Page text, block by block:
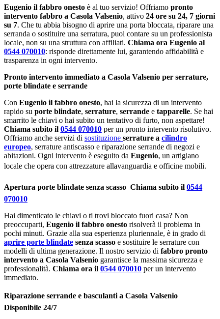
Eugenio il fabbro onesto è al tuo servizio! Offriamo pronto
intervento fabbro a Casola Valsenio, attivo 24 ore su 24, 7 giorni
su 7. Che tu abbia bisogno di aprire una porta bloccata, riparare una
serranda o sostituire una serratura, puoi contare su un professionista
locale, non su una struttura con affiliati. Chiama ora Eugenio al
0544 070010: risponde direttamente lui, garantendo affidabilità e
trasparenza in ogni intervento.
Pronto intervento immediato a Casola Valsenio per serrature,
porte blindate e serrande
Con Eugenio il fabbro onesto, hai la sicurezza di un intervento
rapido su porte blindate, serrature, serrande e tapparelle. Se hai
smarrito le chiavi o hai subito un tentativo di furto, non aspettare!
Chiama subito il 0544 070010 per un pronto intervento risolutivo.
Offriamo anche servizi di sostituzione serrature a cilindro
europeo, serrature antiscasso e riparazione serrande di negozi e
abitazioni. Ogni intervento è eseguito da Eugenio, un artigiano
locale che opera con attrezzature allavanguardia e officine mobili.
Apertura porte blindate senza scasso  Chiama subito il 0544
070010
Hai dimenticato le chiavi o ti trovi bloccato fuori casa? Non
preoccuparti, Eugenio il fabbro onesto risolverà il problema in
pochi minuti. Grazie alla sua esperienza pluriennale, è in grado di
aprire porte blindate senza scasso e sostituire le serrature con
modelli di ultima generazione. Il nostro servizio di fabbro pronto
intervento a Casola Valsenio garantisce la massima sicurezza e
professionalità. Chiama ora il 0544 070010 per un intervento
immediato.
Riparazione serrande e basculanti a Casola Valsenio 
Disponibile 24/7